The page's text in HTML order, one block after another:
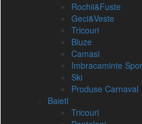
Rochii&Fuste
Geci&Veste
Tricouri
Bluze
Camasi
Imbracaminte
Ski
Produse Carnaval
Baieti
Tricouri